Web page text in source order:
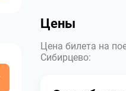
Цены
Цена билета на
Сибирцево: